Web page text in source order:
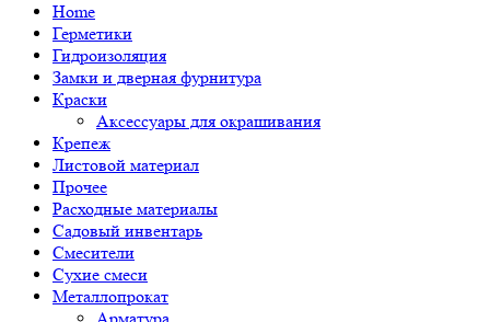
Home
Герметики
Гидроизоляция
Замки и дверная фурнитура
Краски
Аксессуары для окрашивания
Крепеж
Листовой материал
Прочее
Расходные материалы
Садовый инвентарь
Смесители
Сухие смеси
Металлопрокат